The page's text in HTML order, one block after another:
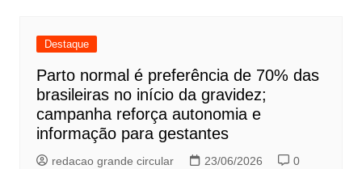
Destaque
Parto normal é preferência de 70% das
brasileiras no início da gravidez;
campanha reforça autonomia e
informação para gestantes
redacao grande circular 23/06/2026 0